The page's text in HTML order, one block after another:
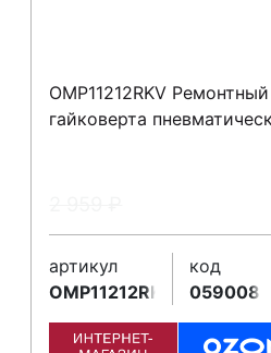
OMP11212RKV
гайковерта
артикул
OMP11212RKV
код
059008